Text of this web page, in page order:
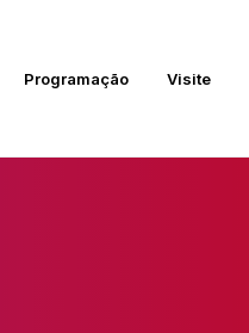
Programação Visite